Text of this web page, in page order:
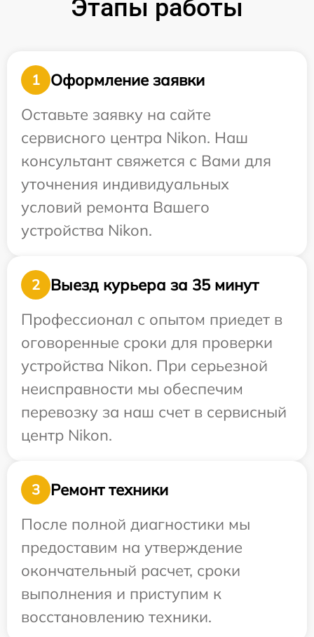
Этапы работы
1
Оформление заявки
Оставьте заявку на сайте
сервисного центра Nikon. Наш
консультант свяжется с Вами для
уточнения индивидуальных
условий ремонта Вашего
устройства Nikon.
2
Выезд курьера за 35 минут
Профессионал с опытом приедет в
оговоренные сроки для проверки
устройства Nikon. При серьезной
неисправности мы обеспечим
перевозку за наш счет в сервисный
центр Nikon.
3
Ремонт техники
После полной диагностики мы
предоставим на утверждение
окончательный расчет, сроки
выполнения и приступим к
восстановлению техники.